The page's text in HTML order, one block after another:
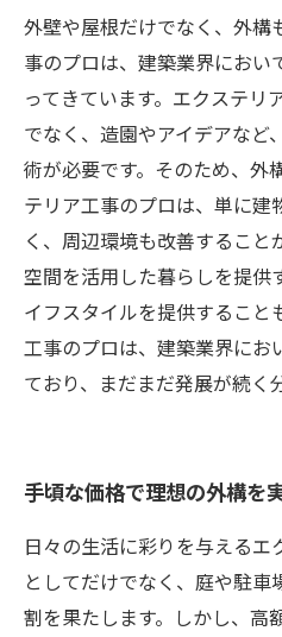
外壁や屋根だけでなく、外構
事のプロは、建築業界におい
ってきています。エクステリ
でなく、造園やアイデアなど
術が必要です。そのため、外
テリア工事のプロは、単に建
く、周辺環境も改善するこ
空間を活用した暮らしを提供
イフスタイルを提供すること
工事のプロは、建築業界にお
ており、まだまだ発展が続く
手頃な価格で理想の外構を
日々の生活に彩りを与えるエ
としてだけでなく、庭や駐
割を果たします。しかし、高